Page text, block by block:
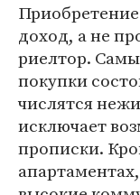
доход, а не
риелтор.
покупки
числятся
исключает
прописки.